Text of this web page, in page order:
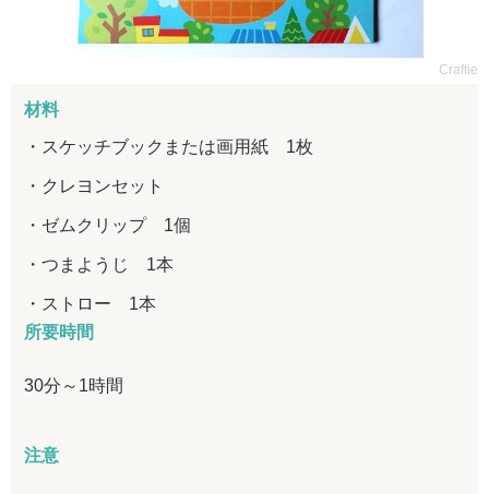
Craftie
材料
スケッチブックまたは画用紙 1枚
クレヨンセット
ゼムクリップ 1個
つまようじ 1本
ストロー 1本
所要時間
30分～1時間
注意